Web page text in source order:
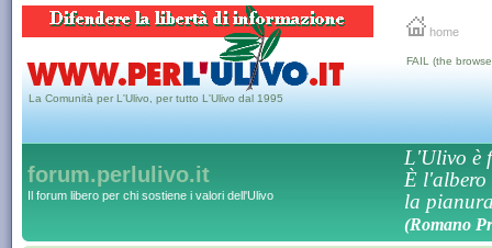
home
La Comunità per L'Ulivo, per tutto L'Ulivo dal 1995
FAIL (the
forum.perlulivo.it
Il forum libero per chi sostiene i valori dell'Ulivo
L'Ulivo è
È l'albero
la
(Romano